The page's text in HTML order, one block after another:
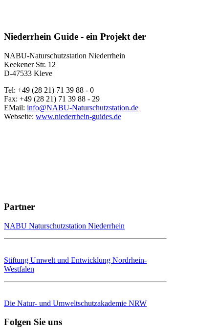
Niederrhein Guide - ein Projekt der
NABU-Naturschutzstation Niederrhein
Keekener Str. 12
D-47533 Kleve
Tel: +49 (28 21) 71 39 88 - 0
Fax: +49 (28 21) 71 39 88 - 29
EMail: info@NABU-Naturschutzstation.de
Webseite: www.niederrhein-guides.de
Partner
NABU Naturschutzstation Niederrhein
Stiftung Umwelt und Entwicklung Nordrhein-
Westfalen
Die Natur- und Umweltschutzakademie NRW
Folgen Sie uns